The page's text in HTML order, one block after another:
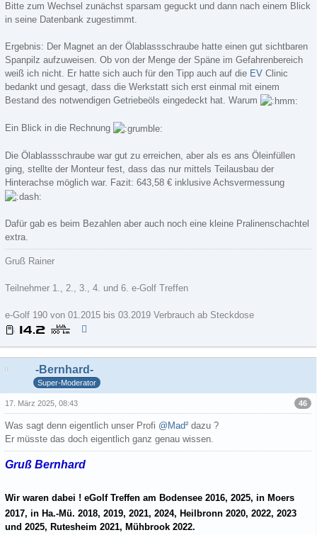
Bitte zum Wechsel zunächst sparsam geguckt und dann nach einem Blick
in seine Datenbank zugestimmt.
Ergebnis: Der Magnet an der Ölablassschraube hatte einen gut sichtbaren
Spanpilz aufzuweisen. Ob von der Menge der Späne im Gefahrenbereich
weiß ich nicht. Er hatte sich auch für den Tipp auch auf die EV Clinic
bedankt und gesagt, dass die Werkstatt sich erst einmal mit einem
Bestand des notwendigen Getriebeöls eingedeckt hat. Warum
Ein Blick in die Rechnung
Die Ölablassschraube war gut zu erreichen, aber als es ans Öleinfüllen
ging, stellte der Monteur fest, dass das nur mittels Teilausbau der
Hinterachse möglich war. Fazit: 643,58 € inklusive Achsvermessung
Dafür gab es beim Bezahlen aber auch noch eine kleine Pralinenschachtel
extra.
Gruß Rainer
Teilnehmer 1., 2., 3., 4. und 6. e-Golf Treffen
e-Golf 190 von 01.2015 bis 03.2019 Verbrauch ab Steckdose
-Bernhard-
Super-Moderator
46
17. März 2025, 08:43
Was sagt denn eigentlich unser Profi @Mad² dazu ?
Er müsste das doch eigentlich ganz genau wissen.
Gruß Bernhard
Wir waren dabei ! eGolf Treffen am Bodensee 2016, 2025, in Moers
2017, in Ha.-Mü. 2018, 2019, 2021, 2024, Heilbronn 2020, 2022, 2023
und 2025, Rutesheim 2021, Mühbrook 2022.